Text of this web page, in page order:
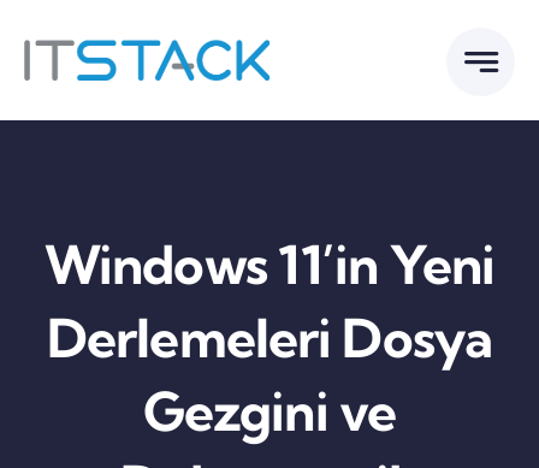
content
Windows 11’in Yeni
Derlemeleri Dosya
Gezgini ve